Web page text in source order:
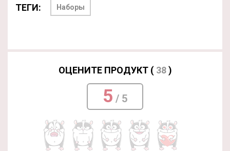
ТЕГИ: Наборы
ОЦЕНИТЕ ПРОДУКТ ( 38)
5 / 5